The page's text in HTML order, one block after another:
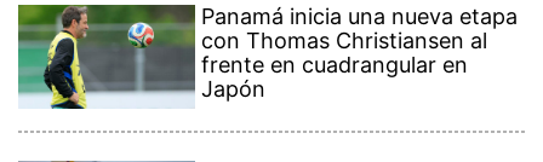
Panamá inicia una nueva etapa
con Thomas Christiansen al
frente en cuadrangular en
Japón